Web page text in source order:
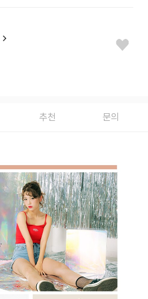
추천 문의